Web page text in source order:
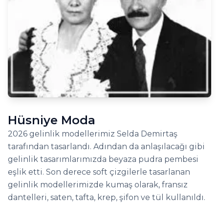
Hüsniye Moda
2026 gelinlik modellerimiz Selda Demirtaş
tarafından tasarlandı. Adından da anlaşılacağı gibi
gelinlik tasarımlarımızda beyaza pudra pembesi
eşlik etti. Son derece soft çizgilerle tasarlanan
gelinlik modellerimizde kumaş olarak, fransız
dantelleri, saten, tafta, krep, şifon ve tül kullanıldı.